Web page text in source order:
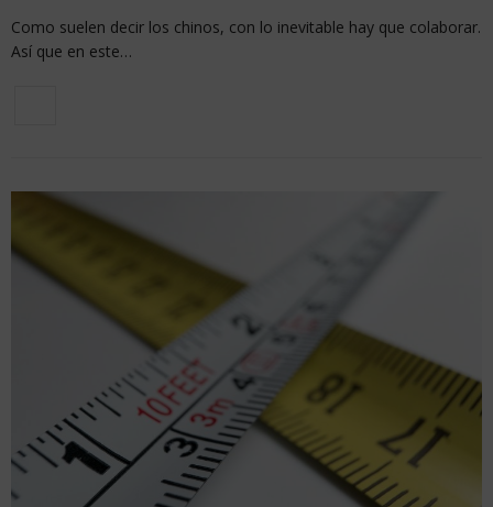
Como suelen decir los chinos, con lo inevitable hay que colaborar.
Así que en este…